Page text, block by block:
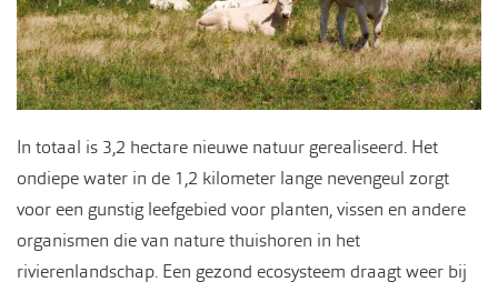
In totaal is 3,2 hectare nieuwe natuur gerealiseerd. Het
ondiepe water in de 1,2 kilometer lange nevengeul zorgt
voor een gunstig leefgebied voor planten, vissen en andere
organismen die van nature thuishoren in het
rivierenlandschap. Een gezond ecosysteem draagt weer bij